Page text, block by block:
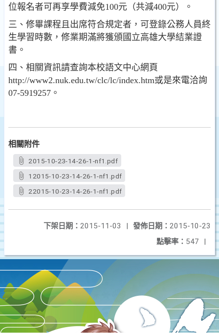
位報名者可再享學費減免100元（共減400元）。
三、修畢課程且出席符合規定者，可登錄公務人員終
生學習時數，修業期滿將獲頒國立高雄大學結業證
書。
四、相關資訊請查詢本校語文中心網頁
http://www2.nuk.edu.tw/clc/lc/index.htm或是來電洽詢
07-5919257。
相關附件
2015-10-23-14-26-1-nf1.pdf
12015-10-23-14-26-1-nf1.pdf
22015-10-23-14-26-1-nf1.pdf
發佈日期： 2015-10-23
下架日期： 2015-11-03
|
點擊率： 547 |